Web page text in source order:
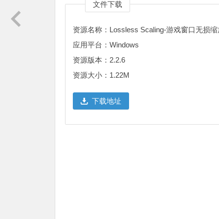
文件下载
资源名称：Lossless Scaling-游戏窗口无损缩
应用平台：Windows
资源版本：2.2.6
资源大小：1.22M
下载地址